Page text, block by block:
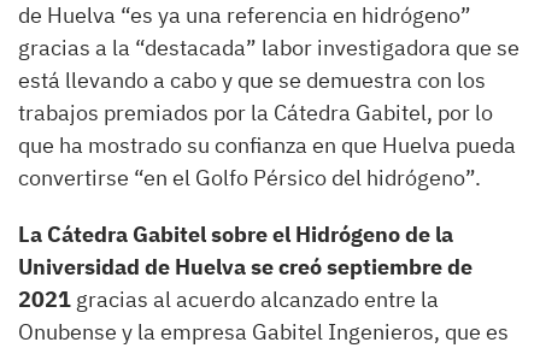
de Huelva “es ya una referencia en hidrógeno”
gracias a la “destacada” labor investigadora que se
está llevando a cabo y que se demuestra con los
trabajos premiados por la Cátedra Gabitel, por lo
que ha mostrado su confianza en que Huelva pueda
convertirse “en el Golfo Pérsico del hidrógeno”.
La Cátedra Gabitel sobre el Hidrógeno de la
Universidad de Huelva se creó septiembre de
2021 gracias al acuerdo alcanzado entre la
Onubense y la empresa Gabitel Ingenieros, que es